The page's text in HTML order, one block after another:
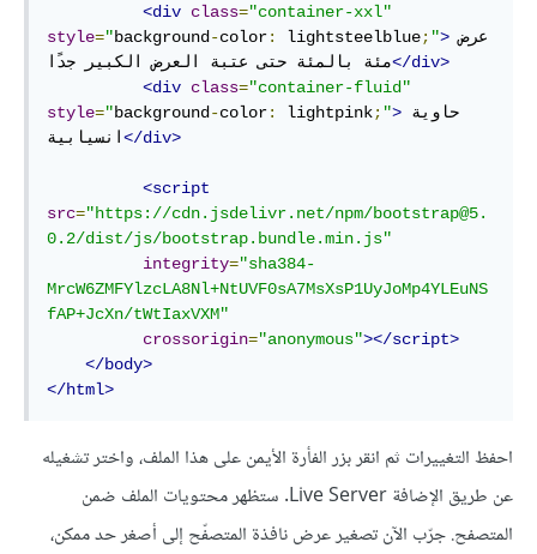
<div class="container-xxl"
style="background -color: lightsteelblue; "> عرض
مئة بالمئة حتى عتبة العرض الكبير جدًا</div>
<div class="container-fluid"
style="background -color: lightpink; ">
انسيابية </div>
<script
src="https://cdn.jsdelivr.net/npm/bootstrap@5.
0.2/dist/js/bootstrap.bundle.min.js"
integrity="sha384-
MrcW6ZMFYlzcLA8Nl+NtUVF0sA7MsXsP1UyJoMp4YLEuNS
fAP+JcXn/tWtIaxVXM"
crossorigin="anonymous"></script>
</body>
</html>
احفظ التغييرات ثم انقر بزر الفأرة الأيمن على هذا الملف، واختر تشغيله
عن طريق الإضافة Live Server. ستظهر محتويات الملف ضمن
المتصفح. جرّب الآن تصغير عرض نافذة المتصفّح إلى أصغر حد ممكن،